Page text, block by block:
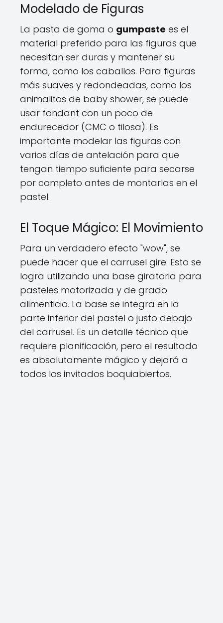
Modelado de Figuras
La pasta de goma o gumpaste es el
material preferido para las figuras que
necesitan ser duras y mantener su
forma, como los caballos. Para figuras
más suaves y redondeadas, como los
animalitos de baby shower, se puede
usar fondant con un poco de
endurecedor (CMC o tilosa). Es
importante modelar las figuras con
varios días de antelación para que
tengan tiempo suficiente para secarse
por completo antes de montarlas en el
pastel.
El Toque Mágico: El Movimiento
Para un verdadero efecto "wow", se
puede hacer que el carrusel gire. Esto se
logra utilizando una base giratoria para
pasteles motorizada y de grado
alimenticio. La base se integra en la
parte inferior del pastel o justo debajo
del carrusel. Es un detalle técnico que
requiere planificación, pero el resultado
es absolutamente mágico y dejará a
todos los invitados boquiabiertos.